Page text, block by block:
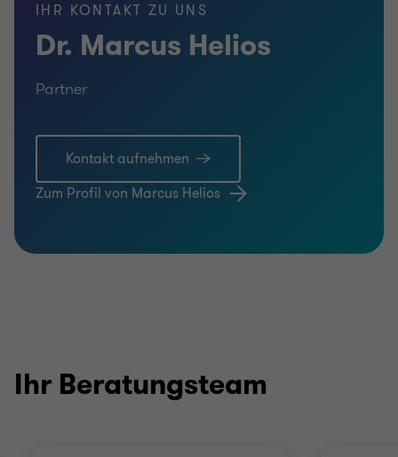
IHR KONTAKT ZU UNS
Dr. Marcus Helios
Partner
Kontakt aufnehmen
Zum Profil von Marcus Helios
Ihr Beratungsteam